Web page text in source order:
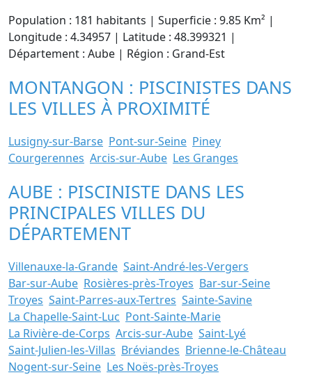
Population : 181 habitants | Superficie : 9.85 Km² |
Longitude : 4.34957 | Latitude : 48.399321 |
Département : Aube | Région : Grand-Est
MONTANGON : PISCINISTES DANS
LES VILLES À PROXIMITÉ
Lusigny-sur-Barse Pont-sur-Seine Piney
Courgerennes Arcis-sur-Aube Les Granges
AUBE : PISCINISTE DANS LES
PRINCIPALES VILLES DU
DÉPARTEMENT
Villenauxe-la-Grande Saint-André-les-Vergers
Bar-sur-Aube Rosières-près-Troyes Bar-sur-Seine
Troyes Saint-Parres-aux-Tertres Sainte-Savine
La Chapelle-Saint-Luc Pont-Sainte-Marie
La Rivière-de-Corps Arcis-sur-Aube Saint-Lyé
Saint-Julien-les-Villas Bréviandes Brienne-le-Château
Nogent-sur-Seine Les Noës-près-Troyes